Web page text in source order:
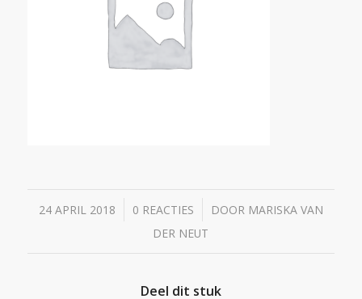
24 APRIL 2018
/ 0 REACTIES
/ DOOR MARISKA VAN
DER NEUT
Deel dit stuk